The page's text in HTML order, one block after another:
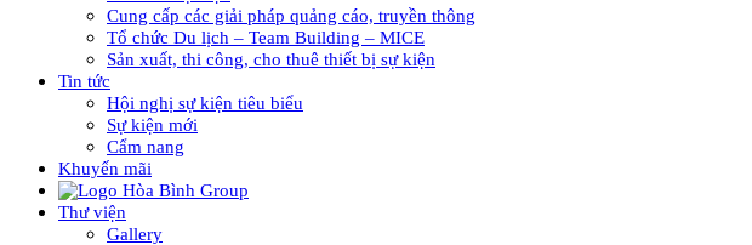
Cung cấp các giải pháp quảng cáo, truyền thông
Tổ chức Du lịch – Team Building – MICE
Sản xuất, thi công, cho thuê thiết bị sự kiện
Tin tức
Hội nghị sự kiện tiêu biểu
Sự kiện mới
Cẩm nang
Khuyến mãi
Thư viện
Gallery